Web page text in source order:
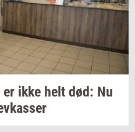
er ikke helt død: Nu